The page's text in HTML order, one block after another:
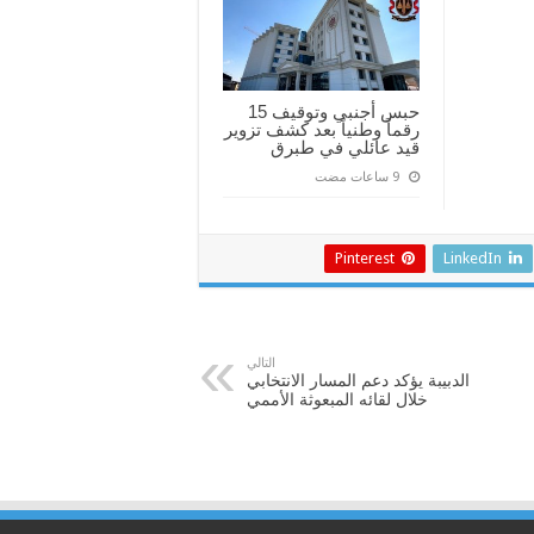
حبس أجنبي وتوقيف 15
رقماً وطنياً بعد كشف تزوير
قيد عائلي في طبرق
LinkedIn
Pinterest
التالي
الدبيبة يؤكد دعم المسار الانتخابي
خلال لقائه المبعوثة الأممي